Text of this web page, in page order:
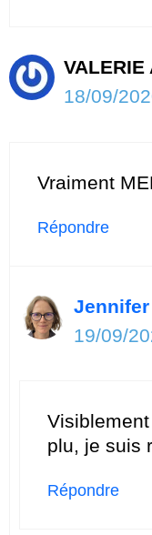
VALERIE
18/09/
Vraiment
Répondre
19/09/
plu, je suis
Répondre